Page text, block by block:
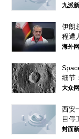
预赛
九派
伊朗
程遭
海外网
细节
径约
大众网
西安
目停
分，
封面